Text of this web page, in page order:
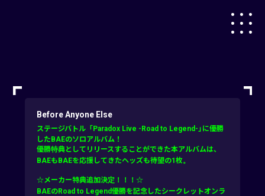
Before Anyone Else
ステージバトル「Paradox Live -Road to Legend-」に優勝
したBAEのソロアルバム！
優勝特典としてリリースすることができた本アルバムは、
BAEもBAEを応援してきたヘッズも待望の1枚。
☆メーカー特典追加決定！！！☆
BAEのRoad to Legend優勝を記念したシークレットオンラ